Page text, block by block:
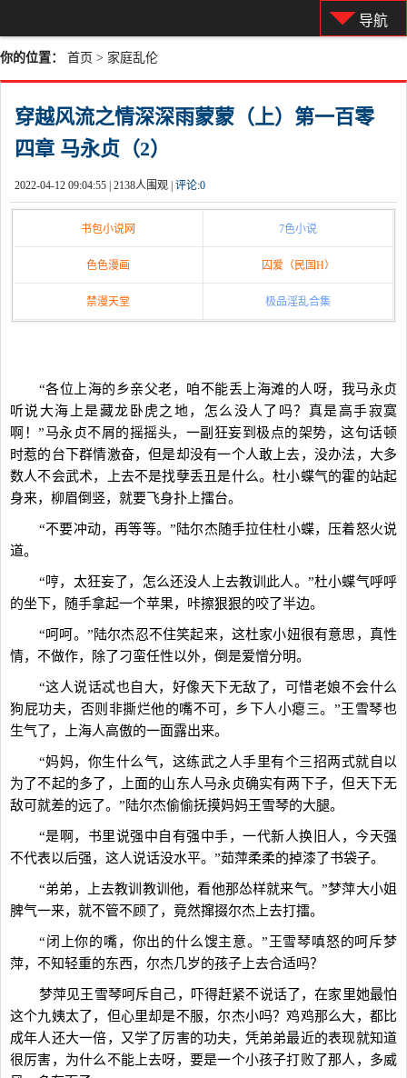
导航
你的位置： 首页 > 家庭乱伦
穿越风流之情深深雨蒙蒙（上）第一百零
四章 马永贞（2）
2022-04-12 09:04:55 | 2138人围观 | 评论:0
书包小说网 7色小说
色色漫画 囚爱（民国H）
禁漫天堂 极品淫乱合集
“各位上海的乡亲父老，咱不能丢上海滩的人呀，我马永贞
听说大海上是藏龙卧虎之地，怎么没人了吗？真是高手寂寞
啊！”马永贞不屑的摇摇头，一副狂妄到极点的架势，这句话顿
时惹的台下群情激奋，但是却没有一个人敢上去，没办法，大多
数人不会武术，上去不是找孽丢丑是什么。杜小蝶气的霍的站起
身来，柳眉倒竖，就要飞身扑上擂台。
“不要冲动，再等等。”陆尔杰随手拉住杜小蝶，压着怒火说
道。
“哼，太狂妄了，怎么还没人上去教训此人。”杜小蝶气呼呼
的坐下，随手拿起一个苹果，咔擦狠狠的咬了半边。
“呵呵。”陆尔杰忍不住笑起来，这杜家小妞很有意思，真性
情，不做作，除了刁蛮任性以外，倒是爱憎分明。
“这人说话忒也自大，好像天下无敌了，可惜老娘不会什么
狗屁功夫，否则非撕烂他的嘴不可，乡下人小瘪三。”王雪琴也
生气了，上海人高傲的一面露出来。
“妈妈，你生什么气，这练武之人手里有个三招两式就自以
为了不起的多了，上面的山东人马永贞确实有两下子，但天下无
敌可就差的远了。”陆尔杰偷偷抚摸妈妈王雪琴的大腿。
“是啊，书里说强中自有强中手，一代新人换旧人，今天强
不代表以后强，这人说话没水平。”茹萍柔柔的掉漆了书袋子。
“弟弟，上去教训教训他，看他那怂样就来气。”梦萍大小姐
脾气一来，就不管不顾了，竟然撺掇尔杰上去打擂。
“闭上你的嘴，你出的什么馊主意。”王雪琴嗔怒的呵斥梦
萍，不知轻重的东西，尔杰几岁的孩子上去合适吗？
梦萍见王雪琴呵斥自己，吓得赶紧不说话了，在家里她最怕
这个九姨太了，但心里却是不服，尔杰小吗？鸡鸡那么大，都比
成年人还大一倍，又学了厉害的功夫，凭弟弟最近的表现就知道
很厉害，为什么不能上去呀，要是一个小孩子打败了那人，多威